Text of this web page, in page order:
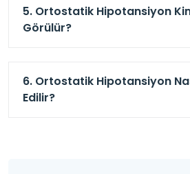
5. Ortostatik Hipotansiyon
Görülür?
6. Ortostatik Hipotansiyon
Edilir?